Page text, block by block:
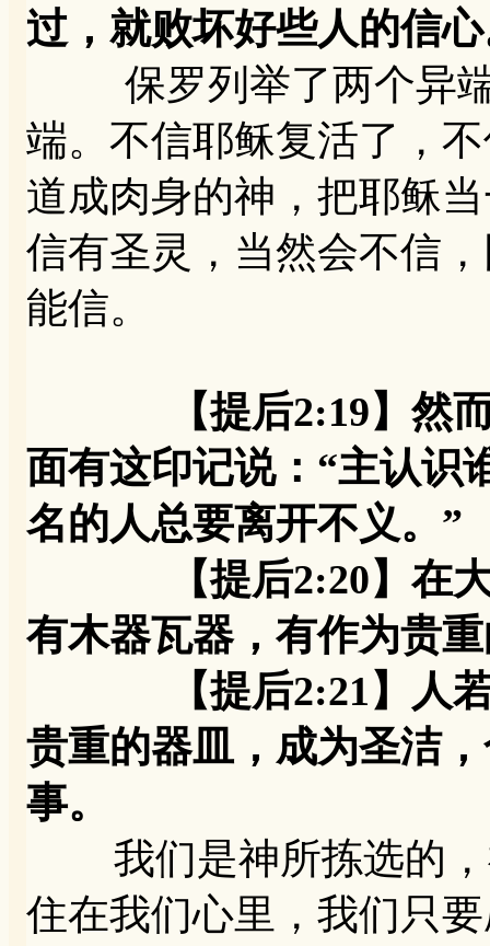
过，就败坏好些人的信
保罗列举了两个异端
端。不信耶稣复活了，
道成肉身的神，把耶稣
信有圣灵，当然会不信
能信。
【提后2:19】
面有这印记说：“主认识
名的人总要离开不义。”
【提后2:20】在大户
有木器瓦器，有作为贵
【提后2:21】人若自
贵重的器皿，成为圣洁
事。
我们是神所拣选的，
住在我们心里，我们只